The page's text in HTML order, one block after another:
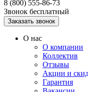
8 (800) 555-86-73
Звонок бесплатный
О нас
О компании
Коллектив
Отзывы
Акции и
Гарантия